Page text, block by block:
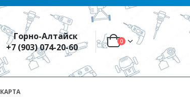
Горно-Алтайск
+7 (903) 074-20-60
0
КАРТА